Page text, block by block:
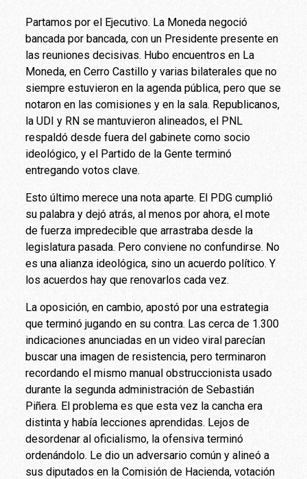
Partamos por el Ejecutivo. La Moneda negoció
bancada por bancada, con un Presidente presente en
las reuniones decisivas. Hubo encuentros en La
Moneda, en Cerro Castillo y varias bilaterales que no
siempre estuvieron en la agenda pública, pero que se
notaron en las comisiones y en la sala. Republicanos,
la UDI y RN se mantuvieron alineados, el PNL
respaldó desde fuera del gabinete como socio
ideológico, y el Partido de la Gente terminó
entregando votos clave.
Esto último merece una nota aparte. El PDG cumplió
su palabra y dejó atrás, al menos por ahora, el mote
de fuerza impredecible que arrastraba desde la
legislatura pasada. Pero conviene no confundirse. No
es una alianza ideológica, sino un acuerdo político. Y
los acuerdos hay que renovarlos cada vez.
La oposición, en cambio, apostó por una estrategia
que terminó jugando en su contra. Las cerca de 1.300
indicaciones anunciadas en un video viral parecían
buscar una imagen de resistencia, pero terminaron
recordando el mismo manual obstruccionista usado
durante la segunda administración de Sebastián
Piñera. El problema es que esta vez la cancha era
distinta y había lecciones aprendidas. Lejos de
desordenar al oficialismo, la ofensiva terminó
ordenándolo. Le dio un adversario común y alineó a
sus diputados en la Comisión de Hacienda, votación